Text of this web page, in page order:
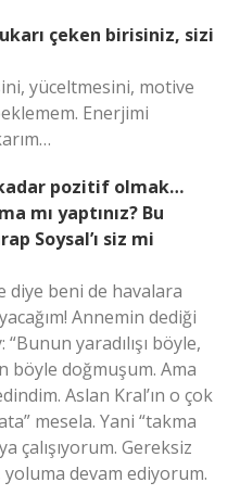
çeken birisiniz, sizi
yüceltmesini, motive
Enerjimi
pozitif olmak…
mı yaptınız? Bu
Soysal’ı siz mi
diye beni de havalara
Annemin dediği
yaradılışı böyle,
böyle doğmuşum. Ama
Aslan Kral’ın o çok
mesela. Yani “takma
çalışıyorum. Gereksiz
devam ediyorum.